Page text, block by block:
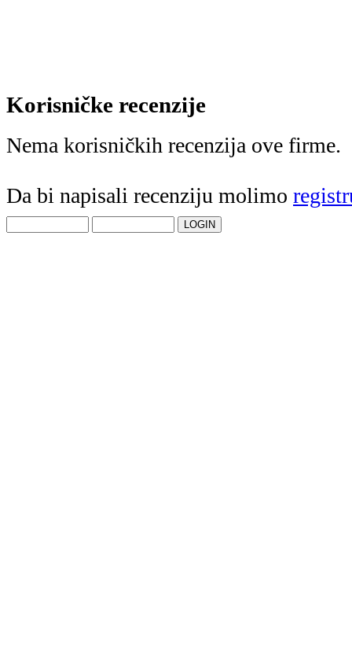
Korisničke recenzije
Nema korisničkih recenzija ove firme.
Da bi napisali recenziju molimo